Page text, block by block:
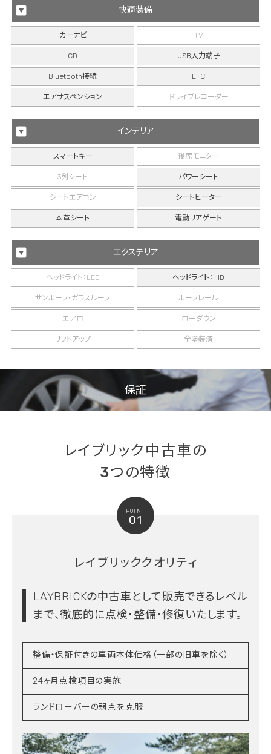
快適装備
カーナビ TV
CD USB入力端子
Bluetooth接続 ETC
エアサスペンション ドライブレコーダー
インテリア
スマートキー 後席モニター
3列シート パワーシート
シートエアコン シートヒーター
本革シート 電動リアゲート
エクステリア
ヘッドライト：LED ヘッドライト：HID
サンルーフ・ガラスルーフ ルーフレール
エアロ ローダウン
リフトアップ 全塗装済
保証
レイブリック中古車の
3つの特徴
POINT
01
レイブリッククオリティ
LAYBRICKの中古車として販売できるレベル
まで、徹底的に点検・整備・修復いたします。
整備・保証付きの車両本体価格（一部の旧車を除く）
24ヶ月点検項目の実施
ランドローバーの弱点を克服